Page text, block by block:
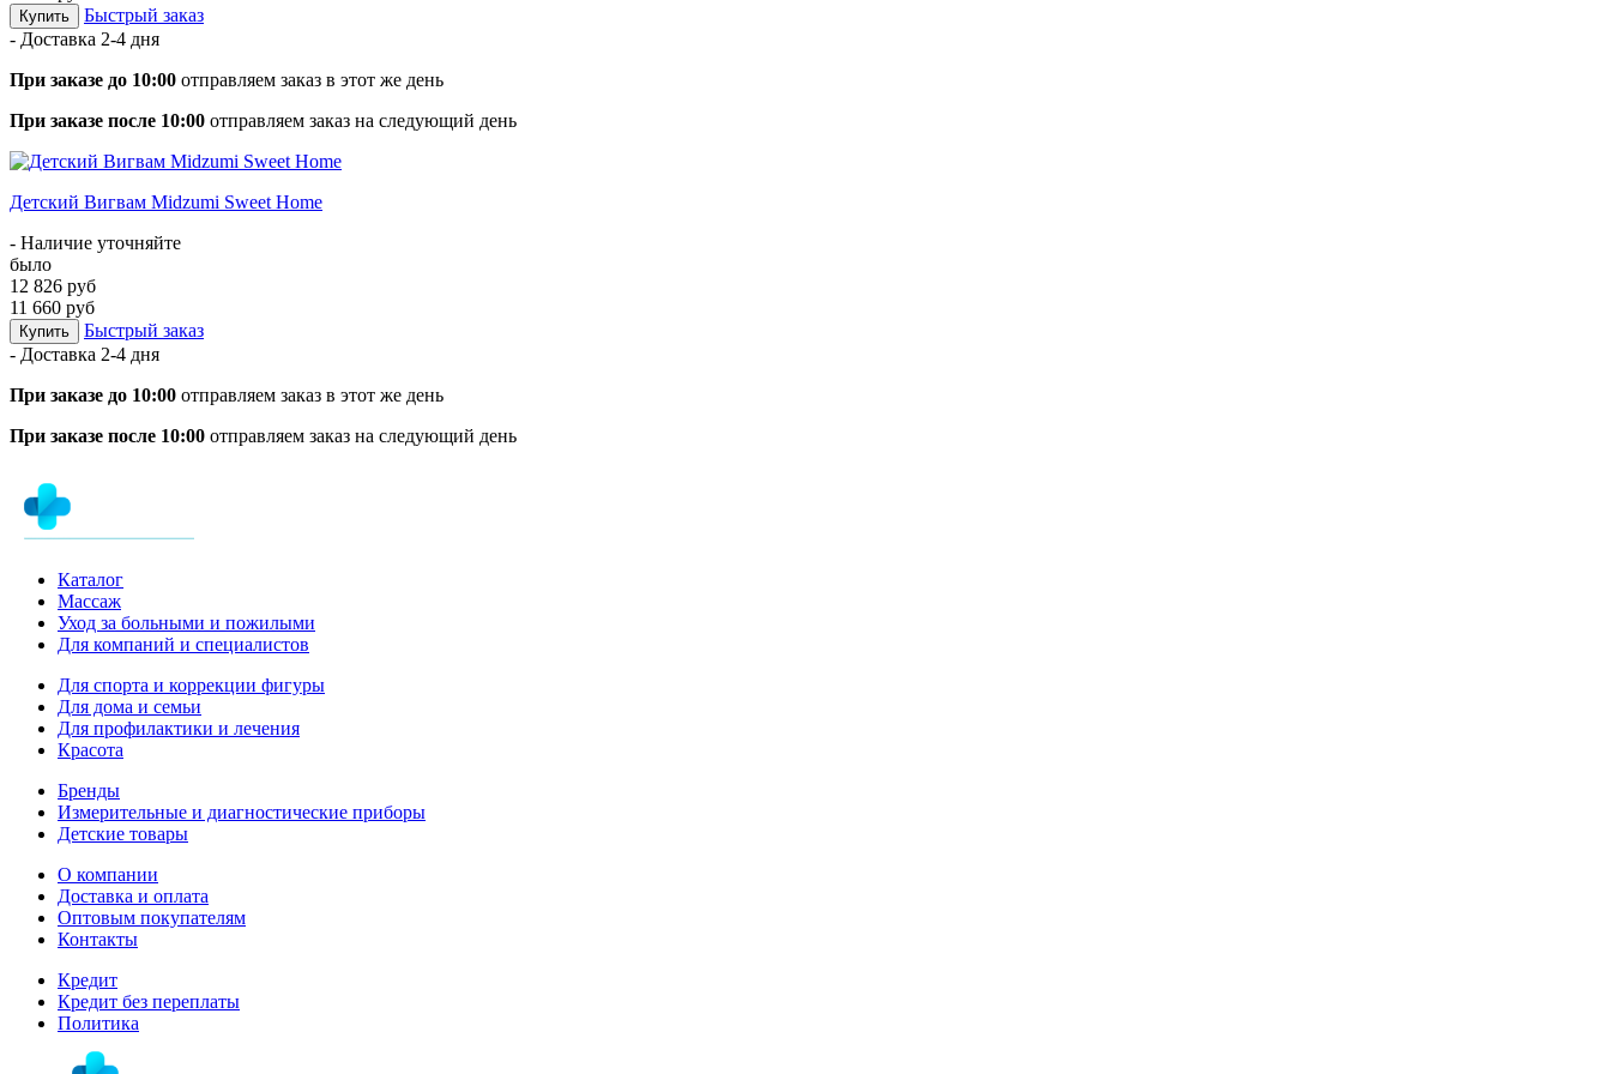
Купить
Быстрый заказ
- Доставка 2-4 дня
При заказе до 10:00 отправляем заказ в этот же день
При заказе после 10:00 отправляем заказ на следующий день
Детский Вигвам Midzumi Sweet Home
- Наличие уточняйте
было
12 826 руб
11 660 руб
Купить
Быстрый заказ
- Доставка 2-4 дня
При заказе до 10:00 отправляем заказ в этот же день
При заказе после 10:00 отправляем заказ на следующий день
Каталог
Массаж
Уход за больными и пожилыми
Для компаний и специалистов
Для спорта и коррекции фигуры
Для дома и семьи
Для профилактики и лечения
Красота
Бренды
Измерительные и диагностические приборы
Детские товары
О компании
Доставка и оплата
Оптовым покупателям
Контакты
Кредит
Кредит без переплаты
Политика